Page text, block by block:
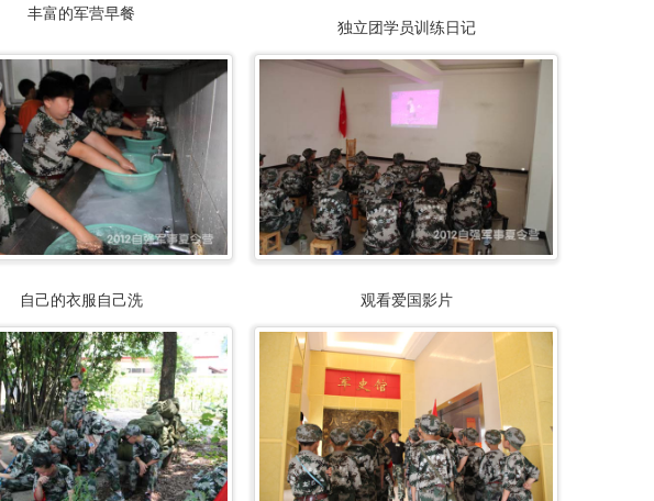
丰富的军营早餐
独立团学员训练日记
自己的衣服自己洗 观看爱国影片